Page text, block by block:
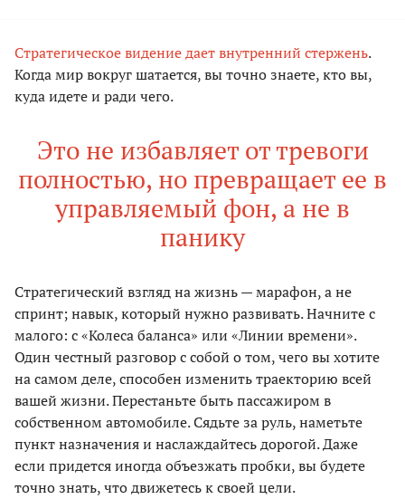
Стратегическое видение дает внутренний стержень.
Когда мир вокруг шатается, вы точно знаете, кто вы,
куда идете и ради чего.
Это не избавляет от тревоги
полностью, но превращает ее в
управляемый фон, а не в
панику
Стратегический взгляд на жизнь — марафон, а не
спринт; навык, который нужно развивать. Начните с
малого: с «Колеса баланса» или «Линии времени».
Один честный разговор с собой о том, чего вы хотите
на самом деле, способен изменить траекторию всей
вашей жизни. Перестаньте быть пассажиром в
собственном автомобиле. Сядьте за руль, наметьте
пункт назначения и наслаждайтесь дорогой. Даже
если придется иногда объезжать пробки, вы будете
точно знать, что движетесь к своей цели.